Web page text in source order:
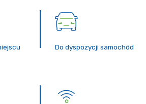
Do dyspozycji samochód